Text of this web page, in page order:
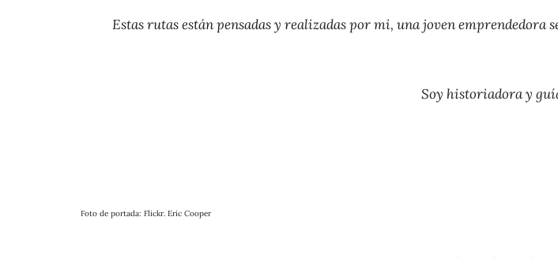
Estas rutas están pensadas y realizadas por mi, una joven
Soy historiadora y
Foto de portada: Flickr. Eric Cooper